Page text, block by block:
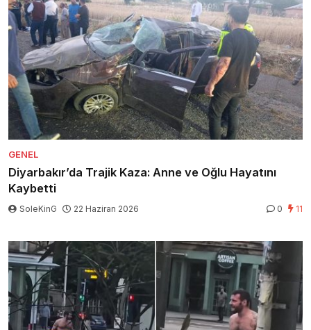
GENEL
Diyarbakır’da Trajik Kaza: Anne ve Oğlu Hayatını
Kaybetti
SoleKinG 22 Haziran 2026 0 11